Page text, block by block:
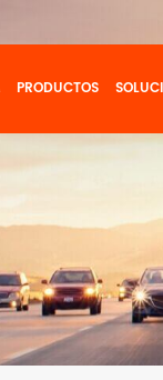
PRODUCTOS